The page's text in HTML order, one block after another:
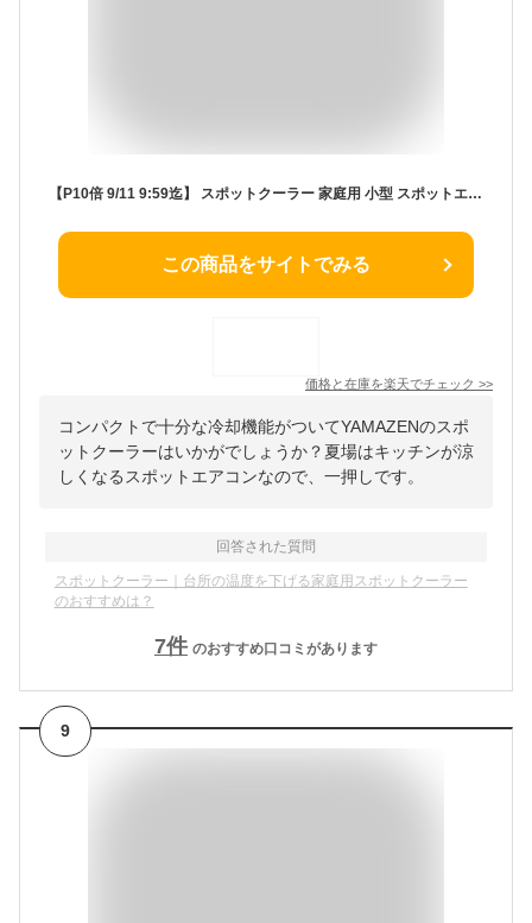
【P10倍 9/11 9:59迄】 スポットクーラー 家庭用 小型 スポットエアコン 工事不要 キャスター付き YEC-LD032C(CG) ポータブルクーラー パーソナルクーラー 移動式エアコン 排熱ダクト付き 持ち運び DCモーター 冷風 除湿 山善 YAMAZEN 【送料無料】
この商品をサイトでみる
価格と在庫を楽天でチェック >>
コンパクトで十分な冷却機能がついてYAMAZENのスポ
ットクーラーはいかがでしょうか？夏場はキッチンが涼
しくなるスポットエアコンなので、一押しです。
回答された質問
スポットクーラー｜台所の温度を下げる家庭用スポットクーラー
のおすすめは？
7件 のおすすめ口コミがあります
9